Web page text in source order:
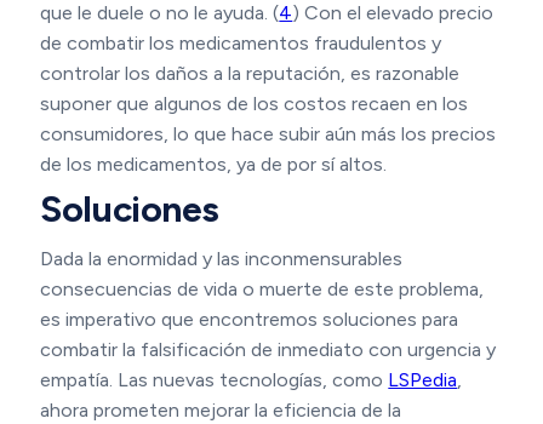
que le duele o no le ayuda. (4) Con el elevado precio
de combatir los medicamentos fraudulentos y
controlar los daños a la reputación, es razonable
suponer que algunos de los costos recaen en los
consumidores, lo que hace subir aún más los precios
de los medicamentos, ya de por sí altos.
Soluciones
Dada la enormidad y las inconmensurables
consecuencias de vida o muerte de este problema,
es imperativo que encontremos soluciones para
combatir la falsificación de inmediato con urgencia y
empatía. Las nuevas tecnologías, como LSPedia,
ahora prometen mejorar la eficiencia de la